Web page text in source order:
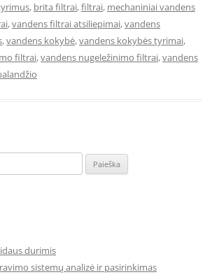
, brita filtrai,filtrai, mechaniniai vandens
,vandens filtrai atsiliepimai,vandens
,vandens kokybė,vandens kokybės tyrimai,
filtrai,vandens nugeležinimo filtrai,vandens
durimis
sistemų analizė ir pasirinkimas